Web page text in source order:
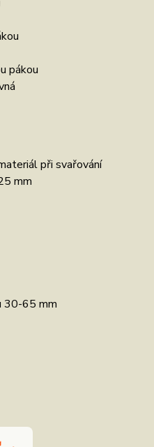
pákou
při svařování
mm
30-65 mm